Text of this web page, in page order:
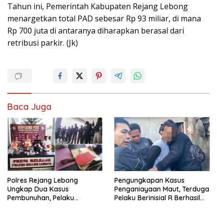
Tahun ini, Pemerintah Kabupaten Rejang Lebong
menargetkan total PAD sebesar Rp 93 miliar, di mana
Rp 700 juta di antaranya diharapkan berasal dari
retribusi parkir. (Jk)
Baca Juga
Polres Rejang Lebong
Ungkap Dua Kasus
Pembunuhan, Pelaku
Pengungkapan Kasus
Penganiayaan Maut, Terduga
Pelaku Berinisial R Berhasil